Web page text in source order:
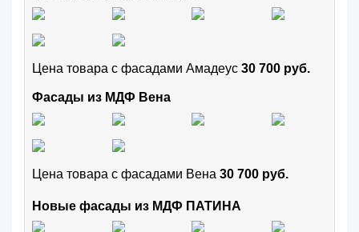
Цена товара с фасадами Амадеус 30 700 руб.
Фасады из МДФ Вена
Цена товара с фасадами Вена 30 700 руб.
Новые фасады из МДФ ПАТИНА